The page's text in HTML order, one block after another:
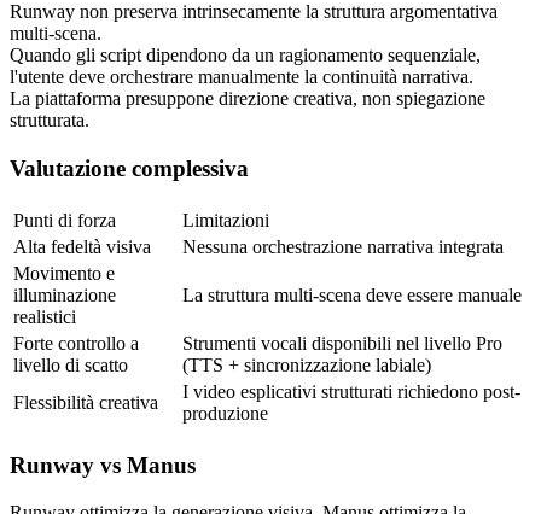
Runway non preserva intrinsecamente la struttura argomentativa
multi-scena.
Quando gli script dipendono da un ragionamento sequenziale,
l'utente deve orchestrare manualmente la continuità narrativa.
La piattaforma presuppone direzione creativa, non spiegazione
strutturata.
Valutazione complessiva
Punti di forza
Limitazioni
Alta fedeltà visiva
Nessuna orchestrazione narrativa integrata
Movimento e
illuminazione
realistici
La struttura multi-scena deve essere manuale
Forte controllo a
livello di scatto
Strumenti vocali disponibili nel livello Pro
(TTS + sincronizzazione labiale)
Flessibilità creativa
I video esplicativi strutturati richiedono post-
produzione
Runway vs Manus